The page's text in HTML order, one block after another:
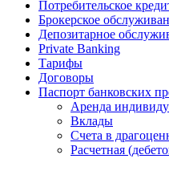
Потребительское
Брокерское
Депозитарное
Private Banking
Тарифы
Договоры
Паспорт банковских
Аренда
Вклады
Счета в
Расчетная